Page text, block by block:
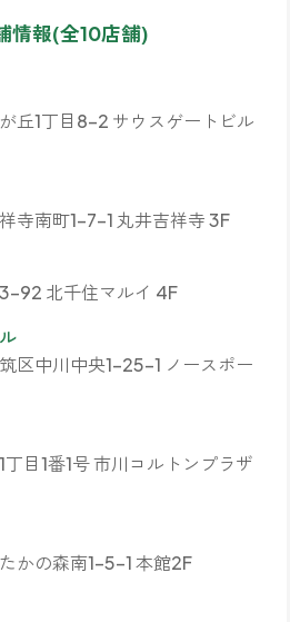
情報(全10店舗)
丘1丁目8-2 サウスゲートビル
寺南町1-7-1 丸井吉祥寺 3F
92 北千住マルイ 4F
区中川中央1-25-1 ノースポー
目1番1号 市川コルトンプラザ
かの森南1-5-1 本館2F